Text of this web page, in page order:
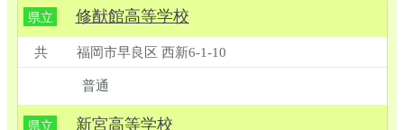
県立 修猷館高等学校
共 福岡市早良区 西新6-1-10
普通
県立 新宮高等学校